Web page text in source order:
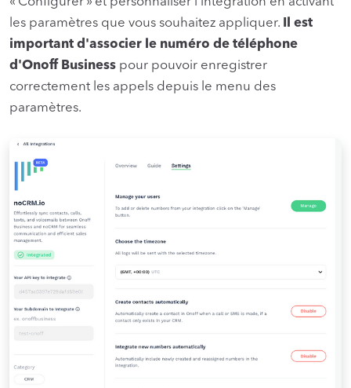
les paramètres que vous souhaitez appliquer.
Il est
important d'associer le numéro de téléphone
d'Onoff Business pour pouvoir enregistrer
correctement les appels depuis le menu des
paramètres.